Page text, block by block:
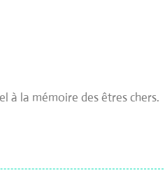
à la mémoire des êtres chers.